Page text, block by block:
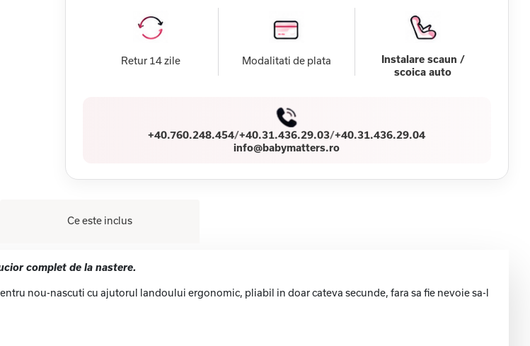
Retur 14 zile Modalitati de plata
Instalare scaun /
scoica auto
+40.760.248.454/+40.31.436.29.03/+40.31.436.29.04
info@babymatters.ro
Ce este inclus
complet de la nastere.
nou-nascuti cu ajutorul landoului ergonomic, pliabil in doar cateva secunde, fara sa fie nevoie sa-l